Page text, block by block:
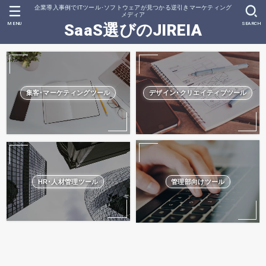
企業導入事例でITツール･ソフトウェアが見つかる逆引きマーケティング
メディア
SaaS選びのJIREIA SEARCH
MENU
集客･マーケティングツール デザイン･クリエイティブツール
HR･人材管理ツール 管理部向けツール